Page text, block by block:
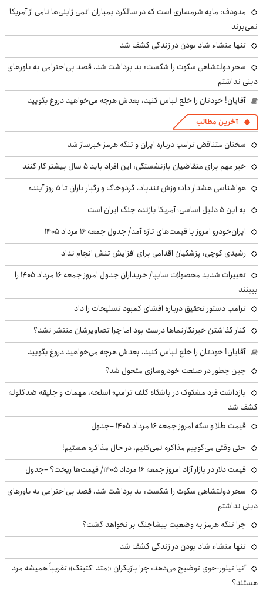
مدودف: مایه شرمساری است که در سالگرد بمباران اتمی ژاپنی‌ها نامی از آمریکا
نمی‌برند
تنها منشاء شاد بودن در زندگی کشف شد
سحر دولتشاهی سکوت را شکست: بد برداشت شد، قصد بی‌احترامی به باورهای
دینی نداشتم
آقایان! خودتان را خلع لباس کنید، بعدش هرچه می‌خواهید دروغ بگویید
آخرین مطالب
سخنان متناقض ترامپ درباره ایران و تنگه هرمز خبرساز شد
خبر مهم برای متقاضیان بازنشستگی: این افراد باید ۵ سال بیشتر کار کنند
هواشناسی هشدار داد: وزش تندباد، گردوخاک و رگبار باران تا ۵ روز آینده
به این ۵ دلیل اساسی؛ آمریکا بازنده جنگ ایران است
ایران‌خودرو امروز با قیمت‌های تازه آمد/ جدول جمعه ۱۶ مرداد ۱۴۰۵
رشیدی کوچی: پزشکیان اقدامی برای افزایش تنش انجام نداد
تغییرات شدید محصولات سایپا/ خریداران جدول امروز جمعه ۱۶ مرداد ۱۴۰۵ را
ببینند
ترامپ دستور تحقیق درباره افشای کمبود تسلیحات را داد
کنار گذاشتن خبرنگارنماها درست بود اما چرا تصاویرشان منتشر نشد؟
آقایان! خودتان را خلع لباس کنید، بعدش هرچه می‌خواهید دروغ بگویید
چین چطور در صنعت خودروسازی متحول شد؟
بازداشت فرد مشکوک در باشگاه گلف ترامپ؛ اسلحه، مهمات و جلیقه ضدگلوله
کشف شد
قیمت طلا و سکه امروز جمعه ۱۶ مرداد ۱۴۰۵ +جدول
حتی وقتی می‌گوییم مذاکره نمی‌کنیم، در حال مذاکره هستیم!
قیمت دلار در بازار آزاد امروز جمعه ۱۶ مرداد ۱۴۰۵/ قیمت‌ها ریخت؟ +جدول
سحر دولتشاهی سکوت را شکست: بد برداشت شد، قصد بی‌احترامی به باورهای
دینی نداشتم
چرا تنگه هرمز به وضعیت پیشاجنگ بر نخواهد گشت؟
تنها منشاء شاد بودن در زندگی کشف شد
آنیا تیلور-جوی توضیح می‌دهد: چرا بازیگران «متد اکتینگ» تقریباً همیشه مرد
هستند؟